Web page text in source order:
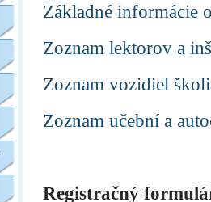
Základné informácie
Zoznam lektorov a
Zoznam vozidiel
Zoznam učební a
Registračný